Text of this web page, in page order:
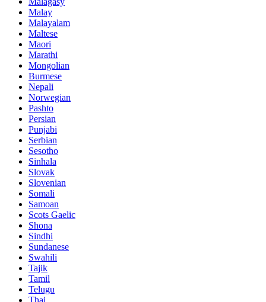
Malay
Malayalam
Maltese
Maori
Marathi
Mongolian
Burmese
Nepali
Norwegian
Pashto
Persian
Punjabi
Serbian
Sesotho
Sinhala
Slovak
Slovenian
Somali
Samoan
Scots Gaelic
Shona
Sindhi
Sundanese
Swahili
Tajik
Tamil
Telugu